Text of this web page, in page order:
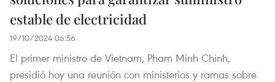
estable de electricidad
19/10/2024 06:56
El primer ministro de Vietnam, Pham Minh Chinh,
presidió hoy una reunión con ministerios y ramas sobre